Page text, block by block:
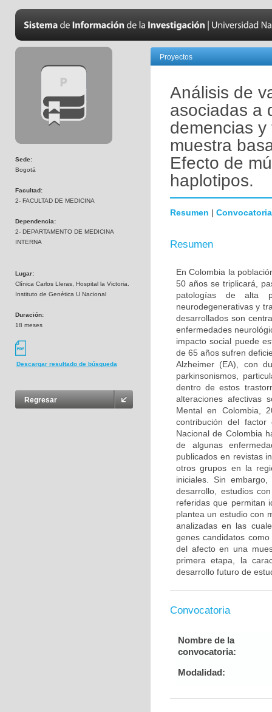
Sede:
Bogotá
Facultad:
2- FACULTAD DE MEDICINA
Dependencia:
2- DEPARTAMENTO DE MEDICINA
INTERNA
Lugar:
Clínica Carlos Lleras, Hospital la Victoria.
Instituto de Genética U Nacional
Duración:
18 meses
Descargar resultado de búsqueda
Regresar
Proyectos
Análisis de
asociadas a
demencias
muestra
Efecto de
haplotipos.
Resumen | Convocatoria
Resumen
En Colombia la
50 años se triplicará,
patologías de alta
neurodegenerativas y
desarrollados son
enfermedades
impacto social puede
de 65 años sufren
Alzheimer (EA), con
parkinsonismos,
dentro de estos
alteraciones afectivas
Mental en Colombia,
contribución del
Nacional de Colombia
de algunas
publicados en revistas
otros grupos en la
iniciales. Sin
desarrollo, estudios
referidas que permitan
plantea un estudio con
analizadas en las
genes candidatos
del afecto en una
primera etapa, la
desarrollo futuro de
Convocatoria
Nombre de la
convocatoria:
Modalidad: